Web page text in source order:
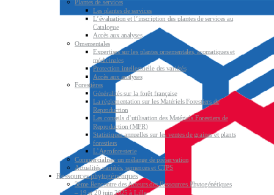
Plantes de services
Les plantes de services
L’évaluation et l’inscription des plantes de services au
Catalogue
Accès aux analyses
Ornementales
Expertises sur les plantes ornementales, aromatiques et
médicinales
Protection intellectuelle des variétés
Accès aux analyses
Forestières
Généralités sur la forêt française
La réglementation sur les Matériels Forestiers de
Reproduction
Les conseils d’utilisation des Matériels Forestiers de
Reproduction (MFR)
Statistiques annuelles sur les ventes de graines et plants
forestiers
L’Agroforesterie
Commercialiser un mélange de préservation
Actualités variétés, semences et CTPS
Ressources phytogénétiques
3ème Rencontre des Acteurs des Ressources Phytogénétiques
– 19 et 20 juin 2025 à Lille